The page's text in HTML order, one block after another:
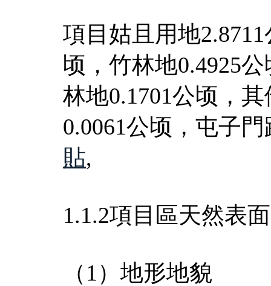
項目姑且用地
顷，竹林地0.4925
林地0.1701公顷，
0.0061公顷，屯子
貼,
1.1.2項目區天然表面
（1）地形地貌